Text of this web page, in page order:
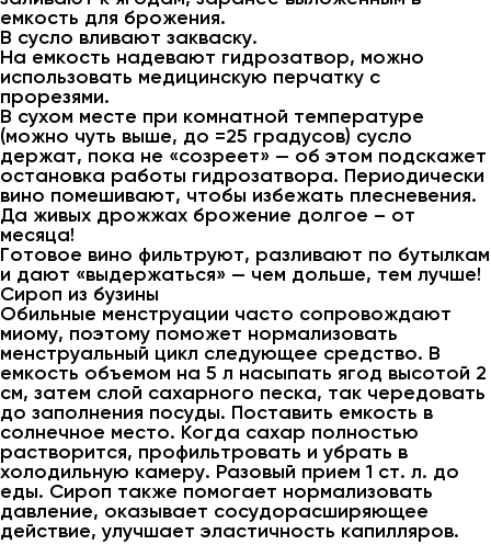
емкость для брожения.
В сусло вливают закваску.
На емкость надевают гидрозатвор, можно
использовать медицинскую перчатку с
прорезями.
В сухом месте при комнатной температуре
(можно чуть выше, до =25 градусов) сусло
держат, пока не «созреет» — об этом подскажет
остановка работы гидрозатвора. Периодически
вино помешивают, чтобы избежать плесневения.
Да живых дрожжах брожение долгое – от
месяца!
Готовое вино фильтруют, разливают по бутылкам
и дают «выдержаться» — чем дольше, тем лучше!
Сироп из бузины
Обильные менструации часто сопровождают
миому, поэтому поможет нормализовать
менструальный цикл следующее средство. В
емкость объемом на 5 л насыпать ягод высотой 2
см, затем слой сахарного песка, так чередовать
до заполнения посуды. Поставить емкость в
солнечное место. Когда сахар полностью
растворится, профильтровать и убрать в
холодильную камеру. Разовый прием 1 ст. л. до
еды. Сироп также помогает нормализовать
давление, оказывает сосудорасширяющее
действие, улучшает эластичность капилляров.